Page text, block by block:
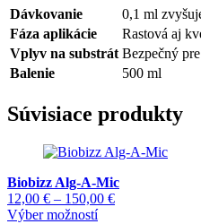
Dávkovanie
0,1 ml
Fáza aplikácie
Rastová aj
Vplyv na substrát Bezpečný
Balenie
500 ml
Súvisiace produkty
Biobizz Alg-A-Mic
12,00 € – 150,00 €Price
Výber možnostíTento